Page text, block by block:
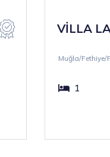
VİLLA
Muğla/Fethiye/
1